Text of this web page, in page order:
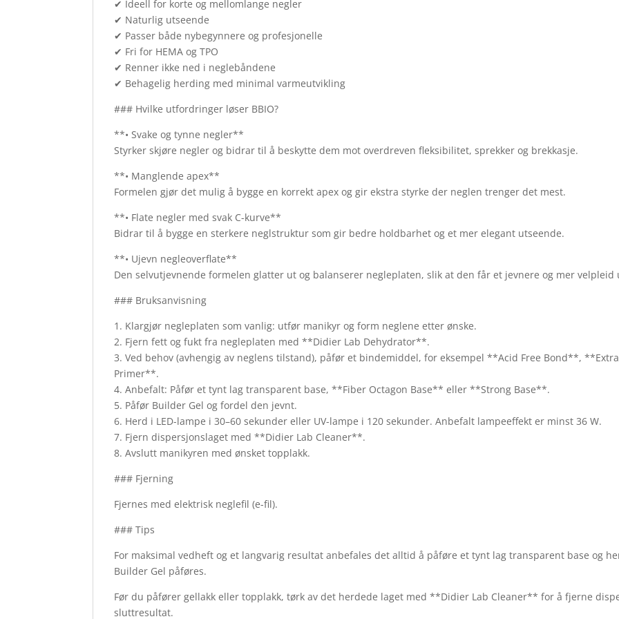
✔ Ideell for korte og mellomlange negler
✔ Naturlig utseende
✔ Passer både nybegynnere og profesjonelle
✔ Fri for HEMA og TPO
✔ Renner ikke ned i neglebåndene
✔ Behagelig herding med minimal varmeutvikling
### Hvilke utfordringer løser BBIO?
**• Svake og tynne negler**
Styrker skjøre negler og bidrar til å beskytte dem mot overdreven fleksibilitet, sprekker og brekkasje.
**• Manglende apex**
Formelen gjør det mulig å bygge en korrekt apex og gir ekstra styrke der neglen trenger det mest.
**• Flate negler med svak C-kurve**
Bidrar til å bygge en sterkere neglstruktur som gir bedre holdbarhet og et mer elegant utseende.
**• Ujevn negleoverflate**
Den selvutjevnende formelen glatter ut og balanserer negleplaten, slik at den får et jevnere og mer velpleid
### Bruksanvisning
1. Klargjør negleplaten som vanlig: utfør manikyr og form neglene etter ønske.
2. Fjern fett og fukt fra negleplaten med **Didier Lab Dehydrator**.
3. Ved behov (avhengig av neglens tilstand), påfør et bindemiddel, for eksempel **Acid Free Bond**,
Primer**.
4. Anbefalt: Påfør et tynt lag transparent base, **Fiber Octagon Base** eller **Strong Base**.
5. Påfør Builder Gel og fordel den jevnt.
6. Herd i LED-lampe i 30–60 sekunder eller UV-lampe i 120 sekunder. Anbefalt lampeeffekt er minst 36 W.
7. Fjern dispersjonslaget med **Didier Lab Cleaner**.
8. Avslutt manikyren med ønsket topplakk.
### Fjerning
Fjernes med elektrisk neglefil (e-fil).
### Tips
For maksimal vedheft og et langvarig resultat anbefales det alltid å påføre et tynt lag transparent base og
Builder Gel påføres.
Før du påfører gellakk eller topplakk, tørk av det herdede laget med **Didier Lab Cleaner** for å fjerne
sluttresultat.